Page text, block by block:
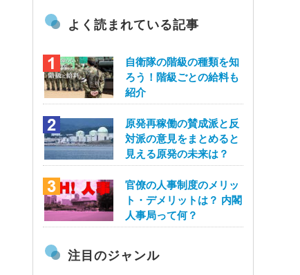
よく読まれている記事
自衛隊の階級の種類を知
ろう！階級ごとの給料も
紹介
原発再稼働の賛成派と反
対派の意見をまとめると
見える原発の未来は？
官僚の人事制度のメリッ
ト・デメリットは？ 内閣
人事局って何？
注目のジャンル